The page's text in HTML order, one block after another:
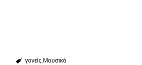
γονείς Μουσικό